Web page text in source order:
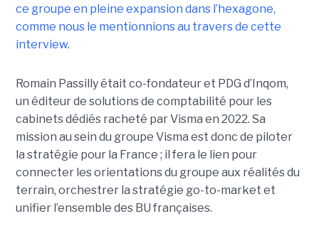
ce groupe en pleine expansion dans l’hexagone,
comme nous le mentionnions au travers de cette
interview.
Romain Passilly était co-fondateur et PDG d’Inqom,
un éditeur de solutions de comptabilité pour les
cabinets dédiés racheté par Visma en 2022. Sa
mission au sein du groupe Visma est donc de piloter
la stratégie pour la France ; il fera le lien pour
connecter les orientations du groupe aux réalités du
terrain, orchestrer la stratégie go-to-market et
unifier l’ensemble des BU françaises.